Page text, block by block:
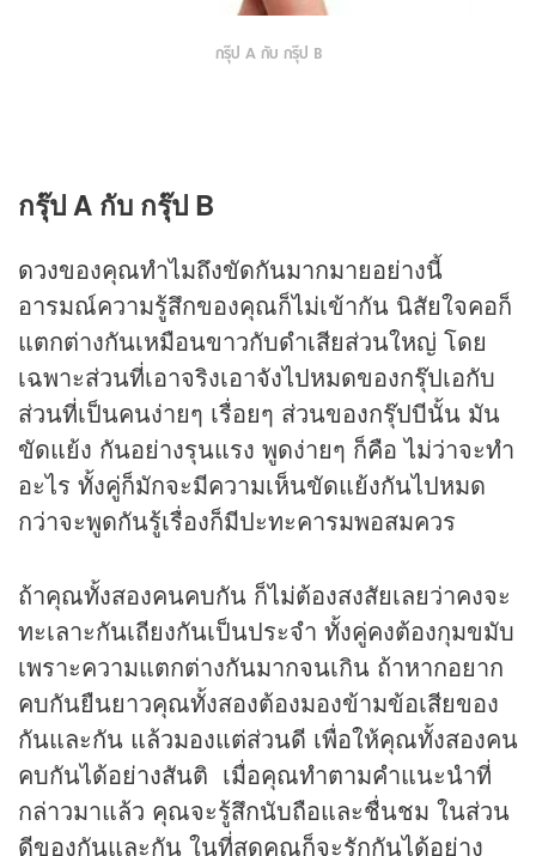
กรุ๊ป A กับ กรุ๊ป B
กรุ๊ป A กับ กรุ๊ป B
ดวงของคุณทำไมถึงขัดกันมากมายอย่างนี้
อารมณ์ความรู้สึกของคุณก็ไม่เข้ากัน นิสัยใจคอก็
แตกต่างกันเหมือนขาวกับดำเสียส่วนใหญ่ โดย
เฉพาะส่วนที่เอาจริงเอาจังไปหมดของกรุ๊ปเอกับ
ส่วนที่เป็นคนง่ายๆ เรื่อยๆ ส่วนของกรุ๊ปบีนั้น มัน
ขัดแย้ง กันอย่างรุนแรง พูดง่ายๆ ก็คือ ไม่ว่าจะทำ
อะไร ทั้งคู่ก็มักจะมีความเห็นขัดแย้งกันไปหมด
กว่าจะพูดกันรู้เรื่องก็มีปะทะคารมพอสมควร
ถ้าคุณทั้งสองคนคบกัน ก็ไม่ต้องสงสัยเลยว่าคงจะ
ทะเลาะกันเถียงกันเป็นประจำ ทั้งคู่คงต้องกุมขมับ
เพราะความแตกต่างกันมากจนเกิน ถ้าหากอยาก
คบกันยืนยาวคุณทั้งสองต้องมองข้ามข้อเสียของ
กันและกัน แล้วมองแต่ส่วนดี เพื่อให้คุณทั้งสองคน
คบกันได้อย่างสันติ เมื่อคุณทำตามคำแนะนำที่
กล่าวมาแล้ว คุณจะรู้สึกนับถือและชื่นชม ในส่วน
ดีของกันและกัน ในที่สุดคุณก็จะรักกันได้อย่าง